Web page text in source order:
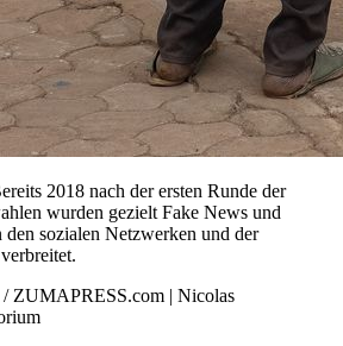
2018 nach der ersten Runde der
wurden gezielt Fake News und
sozialen Netzwerken und der
ZUMAPRESS.com | Nicolas